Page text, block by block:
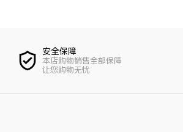
安全保障
本店购物销售全部保障
让您购物无忧